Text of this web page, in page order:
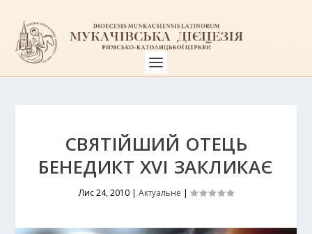
СВЯТІЙШИЙ ОТЕЦЬ
БЕНЕДИКТ ХVІ ЗАКЛИКАЄ
Лис 24, 2010 | Актуальне |